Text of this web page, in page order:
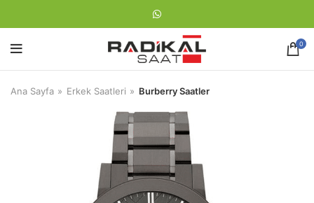
0
Ana Sayfa Erkek Saatleri Burberry Saatler